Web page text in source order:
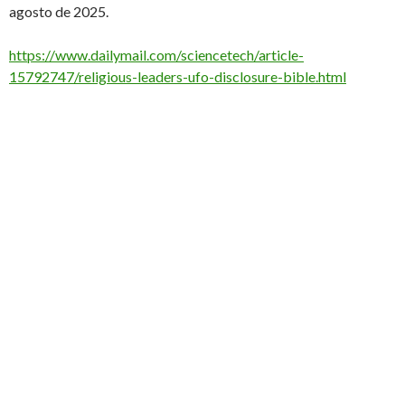
agosto de 2025.
https://www.dailymail.com/sciencetech/article-
15792747/religious-leaders-ufo-disclosure-bible.html